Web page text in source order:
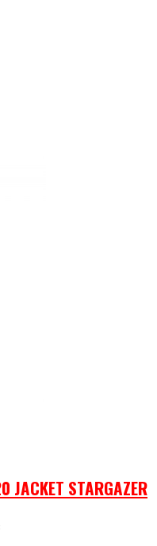
JACKET STARGAZER